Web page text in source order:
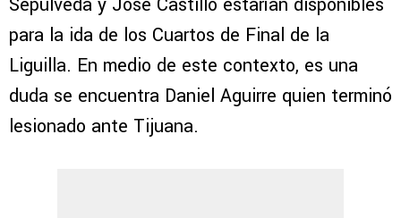
para la ida de los Cuartos de Final de la
Liguilla. En medio de este contexto, es una
duda se encuentra Daniel Aguirre quien terminó
lesionado ante Tijuana.